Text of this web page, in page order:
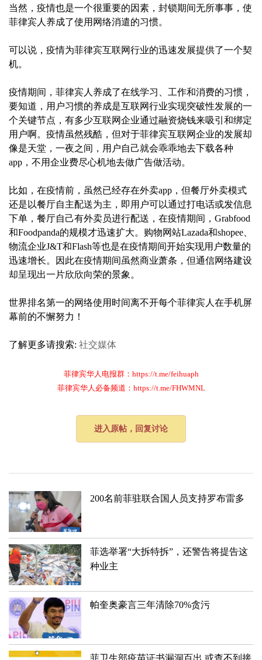
当然，疫情也是一个很重要的因素，封锁期间无所事事，使
菲律宾人养成了使用网络消遣的习惯。
可以说，疫情为菲律宾互联网行业的迅速发展提供了一个契
机。
疫情期间，菲律宾人养成了在线学习、工作和消费的习惯，
要知道，用户习惯的养成是互联网行业实现突破性发展的一
个关键节点，有多少互联网企业通过融资烧钱来吸引和绑定
用户啊。疫情虽然残酷，但对于菲律宾互联网企业的发展却
像是天堂，一夜之间，用户自己就会乖乖地去下载各种
app，不用企业费尽心机地去做广告做活动。
比如，在疫情前，虽然已经存在外卖app，但餐厅外卖模式
还是以餐厅自主配送为主，即用户可以通过打电话或发信息
下单，餐厅自己有外卖员进行配送，在疫情期间，Grabfood
和Foodpanda的规模才迅速扩大。购物网站Lazada和shopee、
物流企业J&T和Flash等也是在疫情期间开始实现用户数量的
迅速增长。因此在疫情期间虽然商业萧条，但通信网络建设
却呈现出一片欣欣向荣的景象。
世界排名第一的网络使用时间离不开每个菲律宾人在手机屏
幕前的不懈努力！
了解更多请搜索: 社交媒体
菲律宾华人电报群：https://t.me/feihuaph
菲律宾华人必备频道：https://t.me/FHWMNL
进入原帖，回复讨论
200名前菲驻联合国人员支持罗布雷多
菲选举署“大拆特拆”，还警告将提告这
种业主
帕奎奥豪言三年清除70%贪污
菲卫生部疫苗证书漏洞百出 或查不到接